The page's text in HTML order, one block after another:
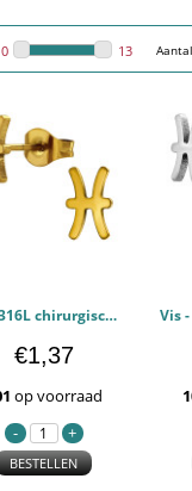
Vis - 316L chirurgisch roestvrij staal Oorstekers PCJW50248
€1,37
op voorraad
BESTELLEN